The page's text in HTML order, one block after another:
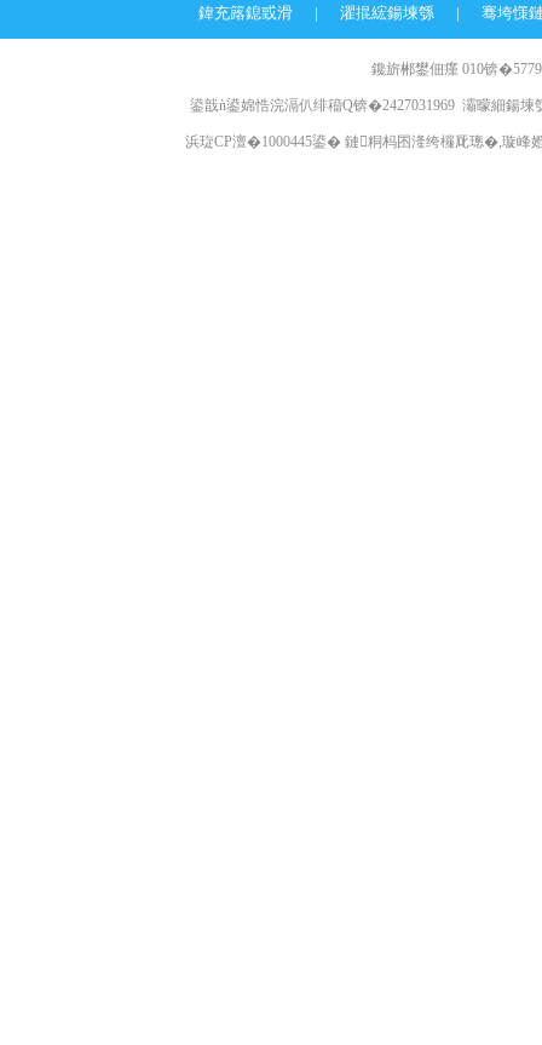
鍏充簬鎴戜滑 | 濯掍綋鍚堜綔 | 骞垮憡
鑱旂郴鐢佃瘽 010锛
鍙戠ǹ鍙婂悎浣滆仈绯籕Q锛�2427031969 灞曚細鍚堜
浜琁CP澶�1000445鍙� 鏈粡杩囨湰绔欏厑璁�,璇峰